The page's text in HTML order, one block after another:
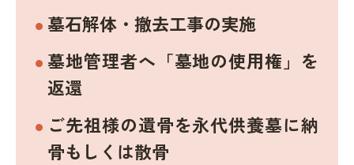
墓石解体・撤去工事の実施
墓地管理者へ「墓地の使用権」を
返還
ご先祖様の遺骨を永代供養墓に納
骨もしくは散骨